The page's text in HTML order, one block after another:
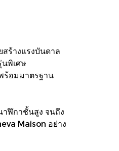
สร้างแรงบันดาล
พิเศษ
ร้อมมาตรฐาน
าฬิกาชั้นสูง จนถึง
Maison อย่าง